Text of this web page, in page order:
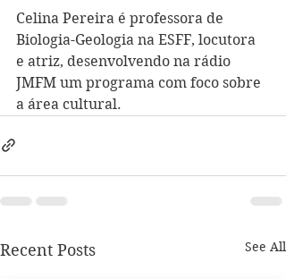
Celina Pereira é professora de
Biologia-Geologia na ESFF, locutora
e atriz, desenvolvendo na rádio
JMFM um programa com foco sobre
a área cultural.
Recent Posts See All